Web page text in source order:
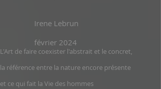
Irene Lebrun
février 2024
L'Art de faire coexister l'abstrait et le concret,
la référence entre la nature encore présente
et ce qui fait la Vie des hommes